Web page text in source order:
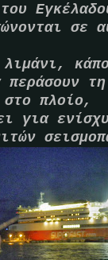
σε
περάσουν
στο πλοίο,
για